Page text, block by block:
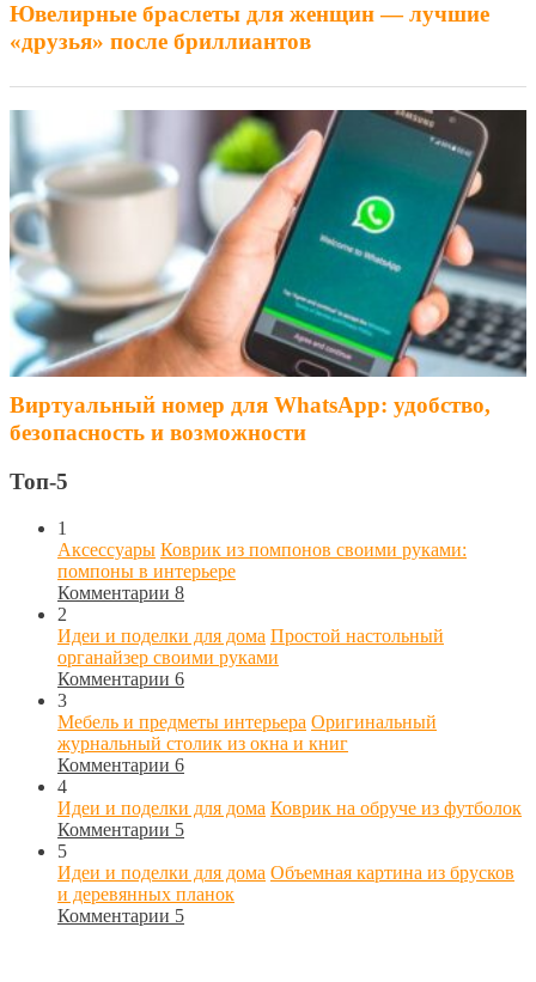
Ювелирные браслеты для женщин — лучшие
«друзья» после бриллиантов
Виртуальный номер для WhatsApp: удобство,
безопасность и возможности
Топ-5
1
Аксессуары Коврик из помпонов своими руками:
помпоны в интерьере
Комментарии 8
2
Идеи и поделки для дома Простой настольный
органайзер своими руками
Комментарии 6
3
Мебель и предметы интерьера Оригинальный
журнальный столик из окна и книг
Комментарии 6
4
Идеи и поделки для дома Коврик на обруче из футболок
Комментарии 5
5
Идеи и поделки для дома Объемная картина из брусков
и деревянных планок
Комментарии 5